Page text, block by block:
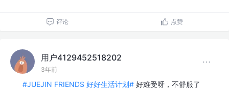
评论 点赞
用户4129452518202
3年前
#JUEJIN FRIENDS 好好生活计划# 好难受呀，不舒服了